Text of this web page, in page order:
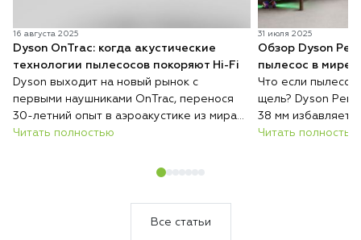
16 августа 2025
Dyson OnTrac: когда акустические
технологии пылесосов покоряют Hi-Fi
Dyson выходит на новый рынок с
первыми наушниками OnTrac, перенося
30-летний опыт в аэроакустике из мира
пылесосов в премиальный звук. Это не
переосмысление идеального аудио, где
Читать полностью
31 июля 2025
Обзор Dyson
пылесос в мире
Что если
щель? Dyson
38 мм избавляет
двигать мебель,
Читать полностью
Все статьи